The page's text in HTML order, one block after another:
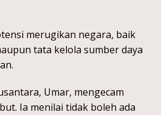
merugikan negara, baik
tata kelola sumber daya
Umar, mengecam
Ia menilai tidak boleh ada